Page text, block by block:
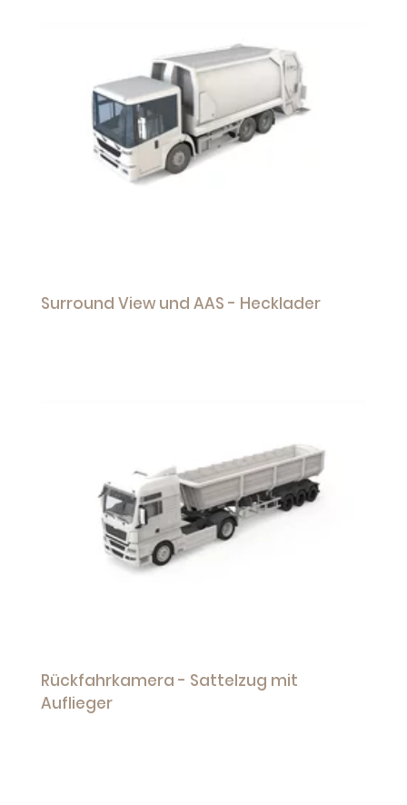
Surround View und AAS - Hecklader
Rückfahrkamera - Sattelzug mit
Auflieger